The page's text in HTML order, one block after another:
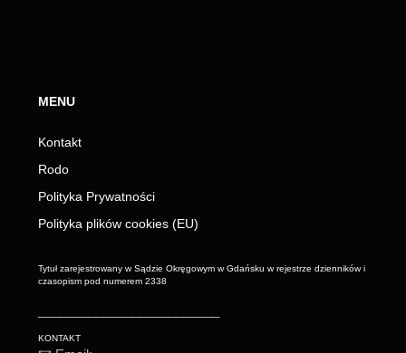
MENU
Kontakt
Rodo
Polityka Prywatności
Polityka plików cookies (EU)
Tytuł zarejestrowany w Sądzie Okręgowym w Gdańsku w rejestrze dzienników i
czasopism pod numerem 2338
KONTAKT